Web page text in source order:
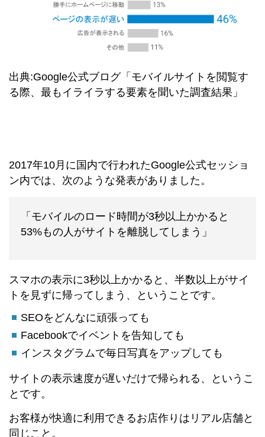
出典:Google公式ブログ「モバイルサイトを閲覧す
る際、最もイライラする要素を聞いた調査結果」
2017年10月に国内で行われたGoogle公式セッショ
ン内では、次のような発表がありました。
「モバイルのロード時間が3秒以上かかると
53%もの人がサイトを離脱してしまう」
スマホの表示に3秒以上かかると、半数以上がサイ
トを見ずに帰ってしまう、ということです。
SEOをどんなに頑張っても
Facebookでイベントを告知しても
インスタグラムで毎日写真をアップしても
サイトの表示速度が遅いだけで帰られる、というこ
とです。
お客様が快適に利用できるお店作りはリアル店舗と
同じこと。